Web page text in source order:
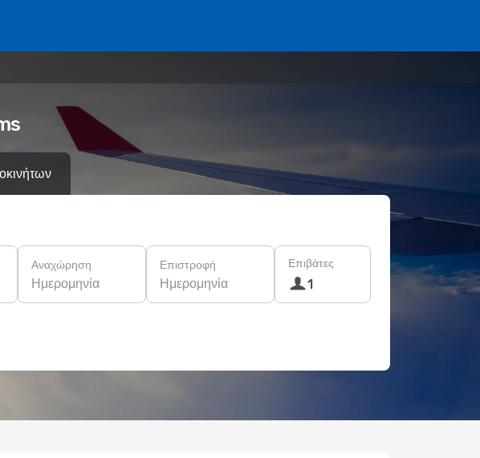
Αναχώρηση
Ημερομηνία
Επιστροφή
Ημερομηνία
Επιβάτες
1